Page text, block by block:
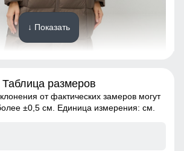
снизу, не стесняет движения,
при вождении и в поездках на
карманы!
↓ Показать
Таблица размеров
от фактических замеров могут
±0,5 см. Единица измерения: см.